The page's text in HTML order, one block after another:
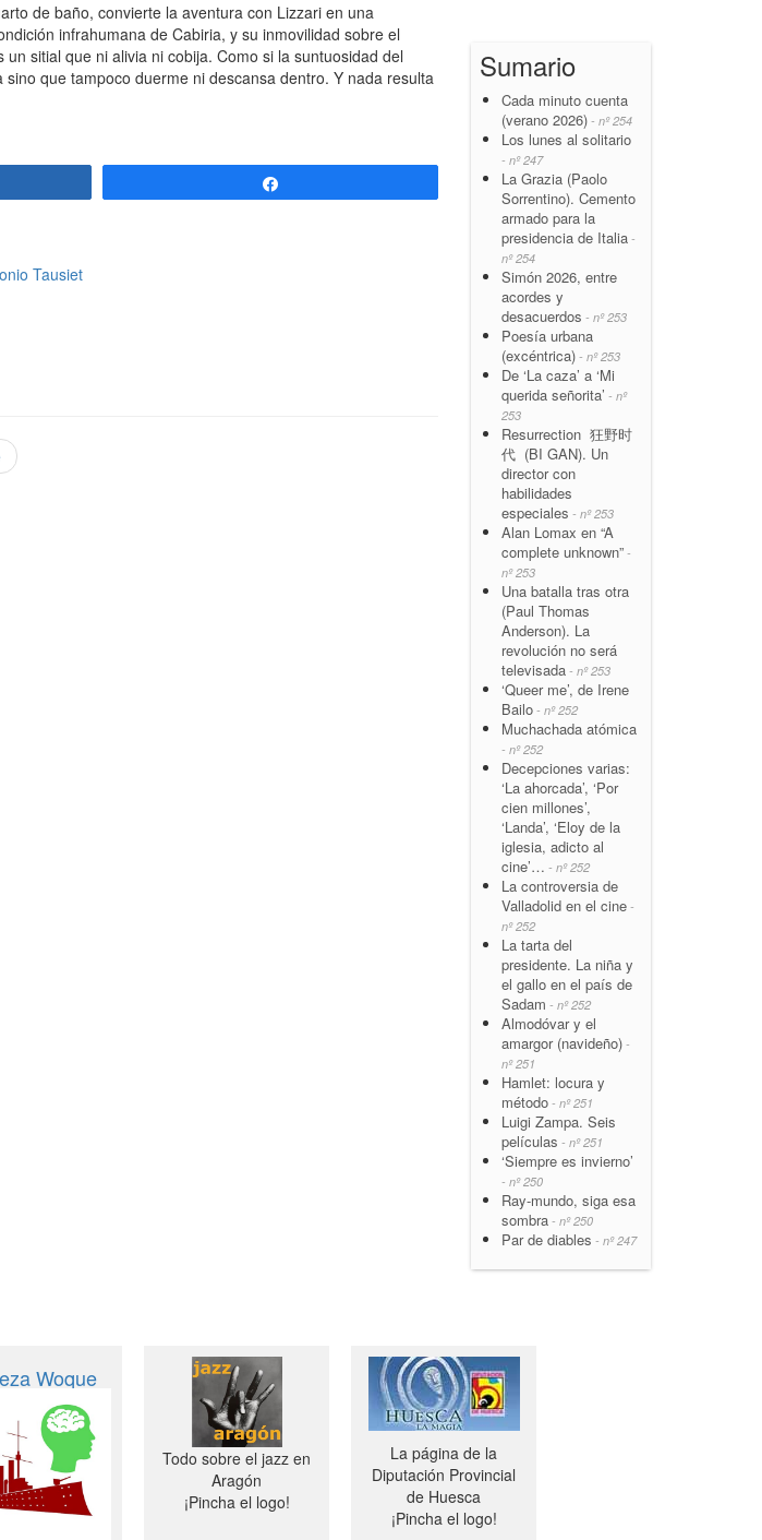
de baño, convierte la aventura con Lizzari en una
infrahumana de Cabiria, y su inmovilidad sobre el
sitial que ni alivia ni cobija. Como si la suntuosidad del
que tampoco duerme ni descansa dentro. Y nada resulta
Tausiet
Sumario
Cada minuto cuenta
(verano 2026) - nº 254
Los lunes al solitario
- nº 247
La Grazia (Paolo
Sorrentino). Cemento
armado para la
presidencia de Italia -
nº 254
Simón 2026, entre
acordes y
desacuerdos - nº 253
Poesía urbana
(excéntrica) - nº 253
De ‘La caza’ a ‘Mi
querida señorita’ - nº
253
Resurrection 狂野时
代 (BI GAN). Un
director con
habilidades
especiales - nº 253
Alan Lomax en “A
complete unknown” -
nº 253
Una batalla tras otra
(Paul Thomas
Anderson). La
revolución no será
televisada - nº 253
‘Queer me’, de Irene
Bailo - nº 252
Muchachada atómica
- nº 252
Decepciones varias:
‘La ahorcada’, ‘Por
cien millones’,
‘Landa’, ‘Eloy de la
iglesia, adicto al
cine’… - nº 252
La controversia de
Valladolid en el cine -
nº 252
La tarta del
presidente. La niña y
el gallo en el país de
Sadam - nº 252
Almodóvar y el
amargor (navideño) -
nº 251
Hamlet: locura y
método - nº 251
Luigi Zampa. Seis
películas - nº 251
‘Siempre es invierno’
- nº 250
Ray-mundo, siga esa
sombra - nº 250
Par de diables - nº 247
Woque
Todo sobre el jazz en
Aragón
¡Pincha el logo!
La página de la
Diputación Provincial
de Huesca
¡Pincha el logo!